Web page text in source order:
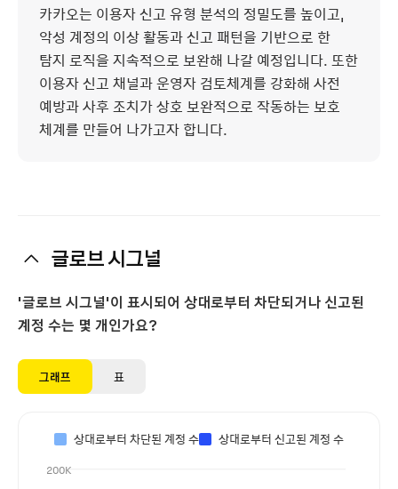
카카오는 이용자 신고 유형 분석의 정밀도를 높이고,
악성 계정의 이상 활동과 신고 패턴을 기반으로 한
탐지 로직을 지속적으로 보완해 나갈 예정입니다. 또한
이용자 신고 채널과 운영자 검토체계를 강화해 사전
예방과 사후 조치가 상호 보완적으로 작동하는 보호
체계를 만들어 나가고자 합니다.
글로브 시그널
'글로브 시그널'이 표시되어 상대로부터 차단되거나 신고된
계정 수는 몇 개인가요?
그래프 표
상대로부터 차단된 계정 수 상대로부터 신고된 계정 수
200K